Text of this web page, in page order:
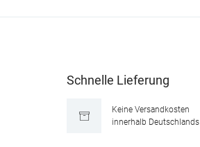
Schnelle Lieferung
Keine Versandkosten
innerhalb Deutschlands